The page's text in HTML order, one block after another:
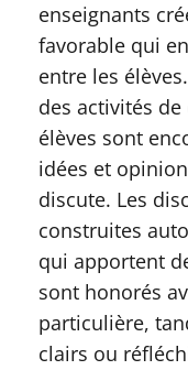
enseignants
favorable qui
entre les
des activités
élèves sont
idées et
discute. Les
construites
qui apportent
sont honorés
particulière,
clairs ou